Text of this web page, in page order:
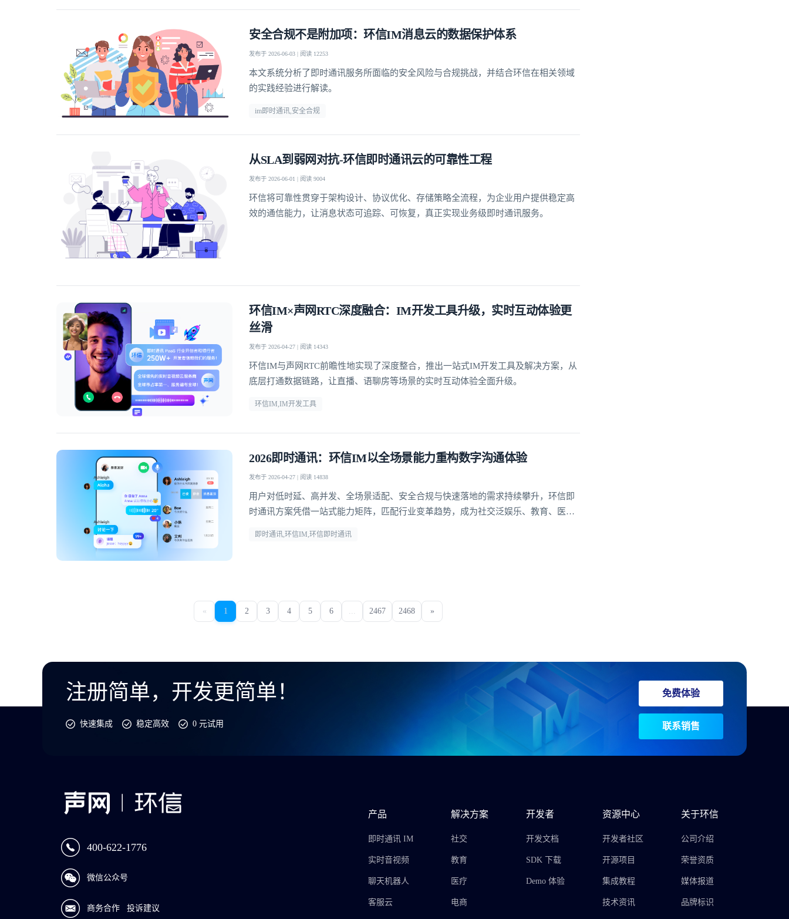
安全合规不是附加项：环信IM消息云的数据保护体系
发布于 2026-06-03 | 阅读 12253
本文系统分析了即时通讯服务所面临的安全风险与合规挑战，并结合环信在相关领域
的实践经验进行解读。
im即时通讯,安全合规
从SLA到弱网对抗-环信即时通讯云的可靠性工程
发布于 2026-06-01 | 阅读 9004
环信将可靠性贯穿于架构设计、协议优化、存储策略全流程，为企业用户提供稳定高
效的通信能力，让消息状态可追踪、可恢复，真正实现业务级即时通讯服务。
环信IM×声网RTC深度融合：IM开发工具升级，实时互动体验更
丝滑
发布于 2026-04-27 | 阅读 14343
环信IM与声网RTC前瞻性地实现了深度整合，推出一站式IM开发工具及解决方案，从
底层打通数据链路，让直播、语聊房等场景的实时互动体验全面升级。
环信IM,IM开发工具
2026即时通讯：环信IM以全场景能力重构数字沟通体验
发布于 2026-04-27 | 阅读 14838
用户对低时延、高并发、全场景适配、安全合规与快速落地的需求持续攀升，环信即
时通讯方案凭借一站式能力矩阵，匹配行业变革趋势，成为社交泛娱乐、教育、医
即时通讯,环信IM,环信即时通讯
« 1 2 3 4 5 6 2467 2468 »
注册简单，开发更简单！
快速集成 稳定高效 0 元试用
免费体验
联系销售
400-622-1776
微信公众号
商务合作 投诉建议
产品
即时通讯 IM
实时音视频
聊天机器人
客服云
解决方案
社交
教育
医疗
电商
开发者
开发文档
SDK 下载
Demo 体验
资源中心
开发者社区
开源项目
集成教程
技术资讯
关于环信
公司介绍
荣誉资质
媒体报道
品牌标识
我已阅读并同意
提交
不了，谢谢